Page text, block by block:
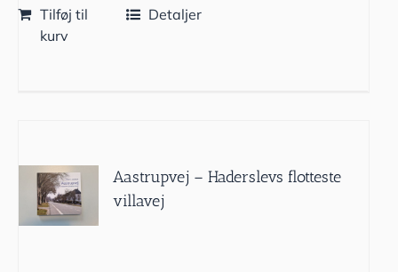
Tilføj til
kurv
Detaljer
Aastrupvej – Haderslevs flotteste
villavej